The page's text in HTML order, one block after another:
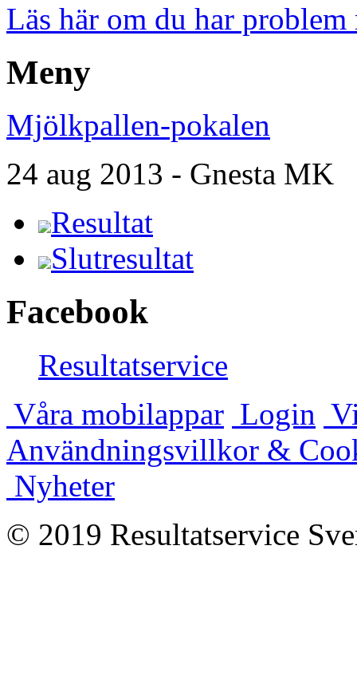
Läs här om du har
Meny
Mjölkpallen-pokalen
24 aug 2013 - Gnesta MK
Resultat
Slutresultat
Facebook
Resultatservice
Våra mobilappar Login
Användningsvillkor &
Nyheter
© 2019 Resultatservice